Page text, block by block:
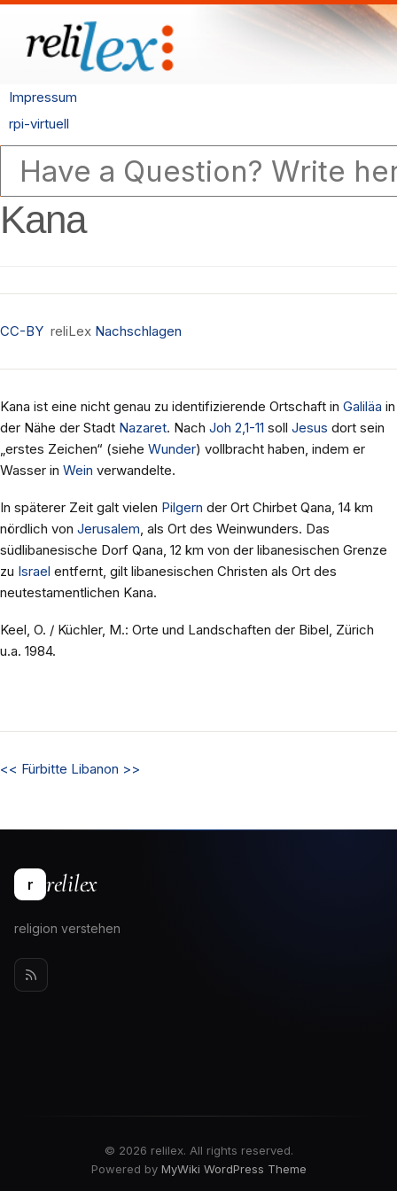
Impressum
rpi-virtuell
Kana
CC-BY reliLex Nachschlagen
Kana ist eine nicht genau zu identifizierende Ortschaft in Galiläa in
der Nähe der Stadt Nazaret. Nach Joh 2,1-11 soll Jesus dort sein
„erstes Zeichen“ (siehe Wunder) vollbracht haben, indem er
Wasser in Wein verwandelte.
In späterer Zeit galt vielen Pilgern der Ort Chirbet Qana, 14 km
nördlich von Jerusalem, als Ort des Weinwunders. Das
südlibanesische Dorf Qana, 12 km von der libanesischen Grenze
zu Israel entfernt, gilt libanesischen Christen als Ort des
neutestamentlichen Kana.
Keel, O. / Küchler, M.: Orte und Landschaften der Bibel, Zürich
u.a. 1984.
<< Fürbitte Libanon >>
r relilex
religion verstehen
© 2026 relilex. All rights reserved.
Powered by MyWiki WordPress Theme